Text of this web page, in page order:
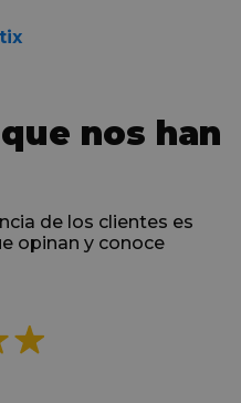
nos han
de los clientes es
opinan y conoce